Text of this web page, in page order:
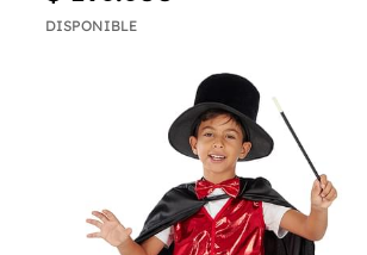
DISPONIBLE